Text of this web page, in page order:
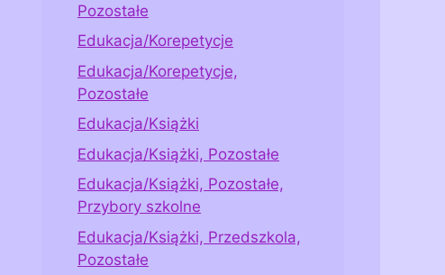
Pozostałe
Edukacja/Korepetycje
Edukacja/Korepetycje,
Pozostałe
Edukacja/Książki
Edukacja/Książki, Pozostałe
Edukacja/Książki, Pozostałe,
Przybory szkolne
Edukacja/Książki, Przedszkola,
Pozostałe